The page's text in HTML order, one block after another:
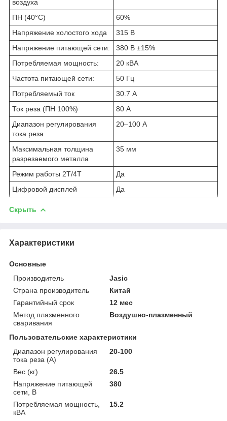
воздуха
ПН (40°C)
60%
Напряжение холостого хода
315 В
Напряжение питающей сети:
380 В ±15%
Потребляемая мощность:
20 кВА
Частота питающей сети:
50 Гц
Потребляемый ток
30.7 А
Ток реза (ПН 100%)
80 А
Диапазон регулирования
тока реза
20–100 А
Максимальная толщина
разрезаемого металла
35 мм
Режим работы 2Т/4Т
Да
Цифровой дисплей
Да
Скрыть
Характеристики
Основные
Производитель
Jasic
Страна производитель
Китай
Гарантийный срок
12 мес
Метод плазменного
сваривания
Воздушно-плазменный
Пользовательские характеристики
Диапазон регулирования
тока реза (A)
20-100
Вес (кг)
26.5
Напряжение питающей
сети, В
380
Потребляемая мощность,
кВА
15.2